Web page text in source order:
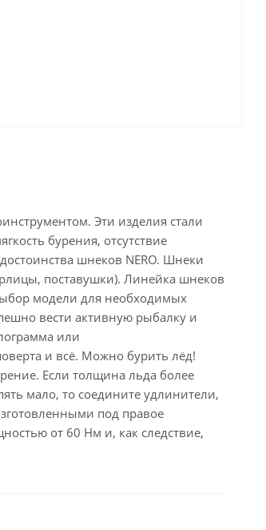
Эти изделия стали
бурения, отсутствие
шнеков NERO. Шнеки
поставушки). Линейка шнеков
модели для необходимых
вести активную рыбалку и
или
и всё. Можно бурить лёд!
Если толщина льда более
мало, то соедините удлинители,
под правое
от 60 Нм и, как следствие,